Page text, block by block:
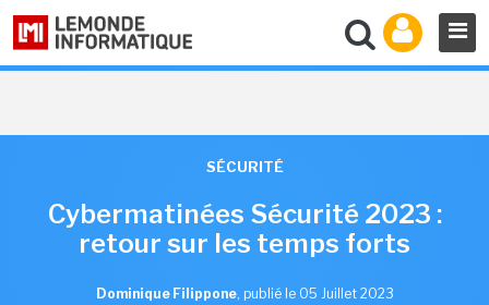
SÉCURITÉ
Cybermatinées Sécurité 2023 :
retour sur les temps forts
Dominique Filippone, publié le 05 Juillet 2023